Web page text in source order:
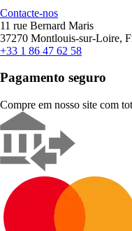
Contacte-nos
11 rue Bernard Maris
37270 Montlouis-sur-Loire,
+33 1 86 47 62 58
Pagamento seguro
Compre em nosso site com